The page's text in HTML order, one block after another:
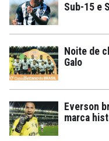
Sub-15 e
Noite de
Galo
Everson
marca